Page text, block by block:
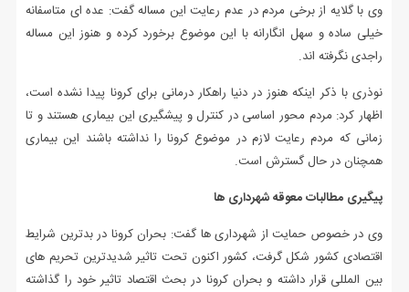
وی با گلایه از برخی مردم در عدم رعایت این مساله گفت: عده ای متاسفانه
خیلی ساده و سهل انگارانه با این موضوع برخورد کرده و هنوز این مساله
راجدی نگرفته اند.
نوذری با ذکر اینکه هنوز در دنیا راهکار درمانی برای کرونا پیدا نشده است،
اظهار کرد: مردم محور اساسی در کنترل و پیشگیری این بیماری هستند و تا
زمانی که مردم رعایت لازم در موضوع کرونا را نداشته باشند این بیماری
همچنان در حال گسترش است.
پیگیری مطالبات معوقه شهرداری ها
وی در خصوص حمایت از شهرداری ها گفت: بحران کرونا در بدترین شرایط
اقتصادی کشور شکل گرفت، کشور اکنون تحت تاثیر شدیدترین تحریم های
بین المللی قرار داشته و بحران کرونا در بحث اقتصاد تاثیر خود را گذاشته